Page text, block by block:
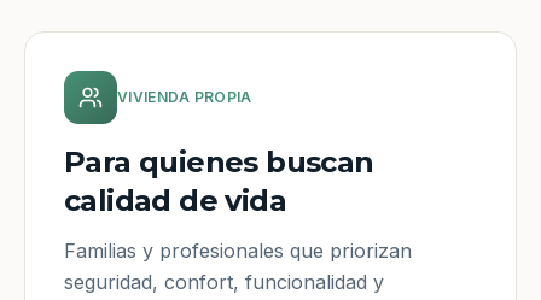
VIVIENDA PROPIA
Para quienes buscan
calidad de vida
Familias y profesionales que priorizan
seguridad, confort, funcionalidad y